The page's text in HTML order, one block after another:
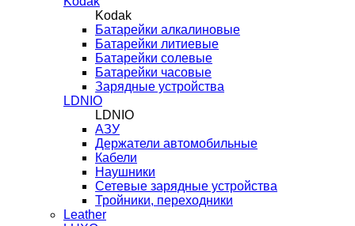
Kodak
Батарейки алкалиновые
Батарейки литиевые
Батарейки солевые
Батарейки часовые
Зарядные устройства
LDNIO
LDNIO
АЗУ
Держатели автомобильные
Кабели
Наушники
Сетевые зарядные устройства
Тройники, переходники
Leather